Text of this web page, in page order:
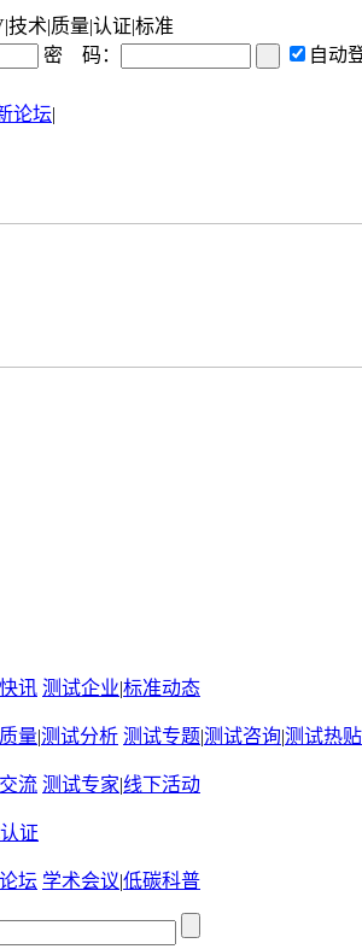
技术|质量|认证|标准
密 码：
自动
论坛|
讯 测试企业|标准动态
量|测试分析 测试专题|测试咨询|测试热贴
流 测试专家|线下活动
证
坛 学术会议|低碳科普